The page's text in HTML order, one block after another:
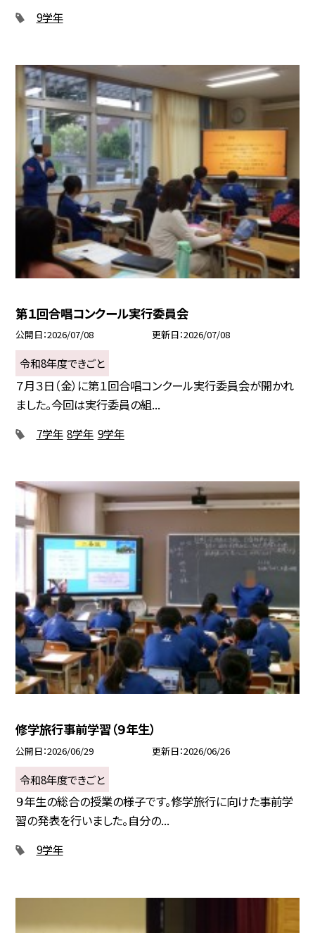
9学年
第１回合唱コンクール実行委員会
公開日 2026/07/08 更新日 2026/07/08
令和8年度できごと
７月３日（金）に第１回合唱コンクール実行委員会が開かれ
ました。今回は実行委員の組...
7学年 8学年 9学年
修学旅行事前学習（９年生）
公開日 2026/06/29 更新日 2026/06/26
令和8年度できごと
９年生の総合の授業の様子です。修学旅行に向けた事前学
習の発表を行いました。自分の...
9学年